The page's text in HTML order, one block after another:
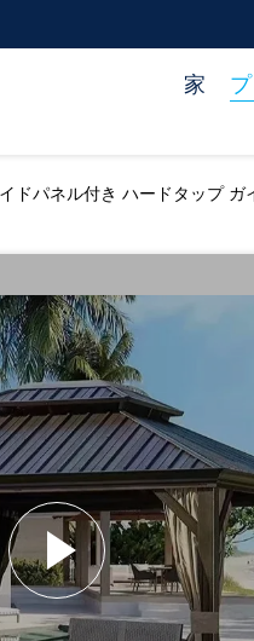
家
ドパネル付き ハードタップ ガ